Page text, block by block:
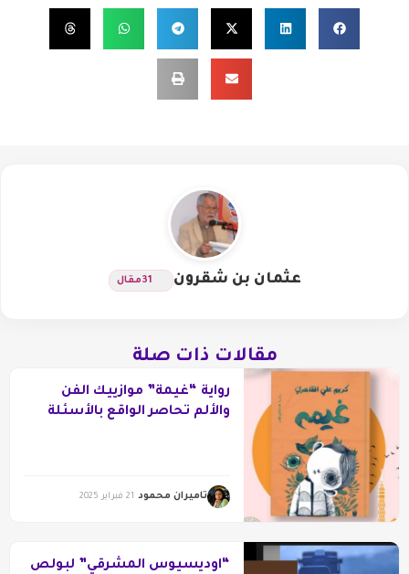
عثمان بن شقرون 31مقال
مقالات ذات صلة
رواية “غيمة” موازييك الفن
والألم تحاصر الواقع بالأسئلة
تاميران محمود 21 فبراير 2025
“اوديسيوس المشرقي” لبولص